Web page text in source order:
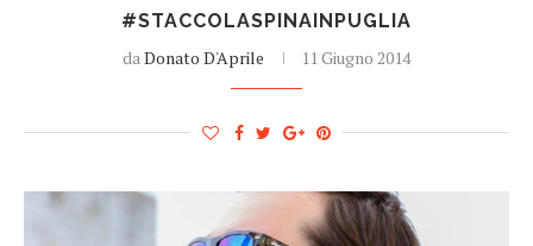
#STACCOLASPINAINPUGLIA
daDonato D'Aprile 11 Giugno 2014